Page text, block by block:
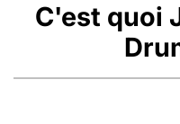
C'est quoi